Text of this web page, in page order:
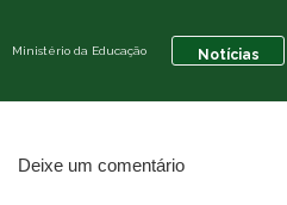
Ministério da Educação Notícias
Deixe um comentário